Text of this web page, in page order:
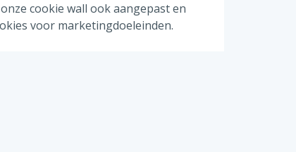
cookie wall ook aangepast en
voor marketingdoeleinden.